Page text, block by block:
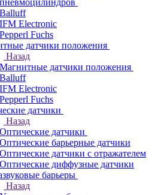
пневмоцилиндров
Balluff
IFM Electronic
Pepperl Fuchs
датчики положения
Назад
Магнитные датчики положения
Balluff
IFM Electronic
Pepperl Fuchs
датчики
Назад
Оптические датчики
Оптические барьерные датчики
Оптические датчики с отражателем
Оптические диффузные датчики
барьеры
Назад